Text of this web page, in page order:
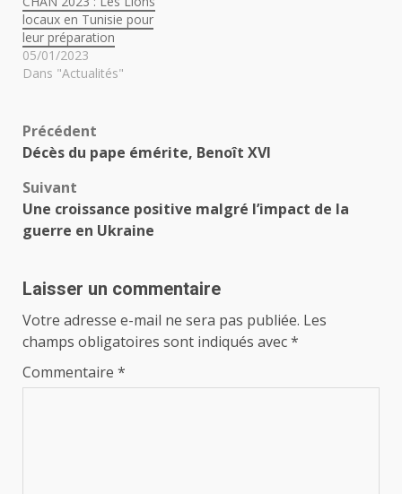
locaux en Tunisie pour
leur préparation
05/01/2023
Dans "Actualités"
Navigation
d’article
Précédent
Décès du pape émérite, Benoît XVI
Suivant
Une croissance positive malgré l’impact de la
guerre en Ukraine
Laisser un commentaire
Votre adresse e-mail ne sera pas publiée. Les
champs obligatoires sont indiqués avec*
Commentaire *